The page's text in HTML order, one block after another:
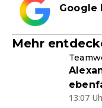
Google
Mehr
13:07